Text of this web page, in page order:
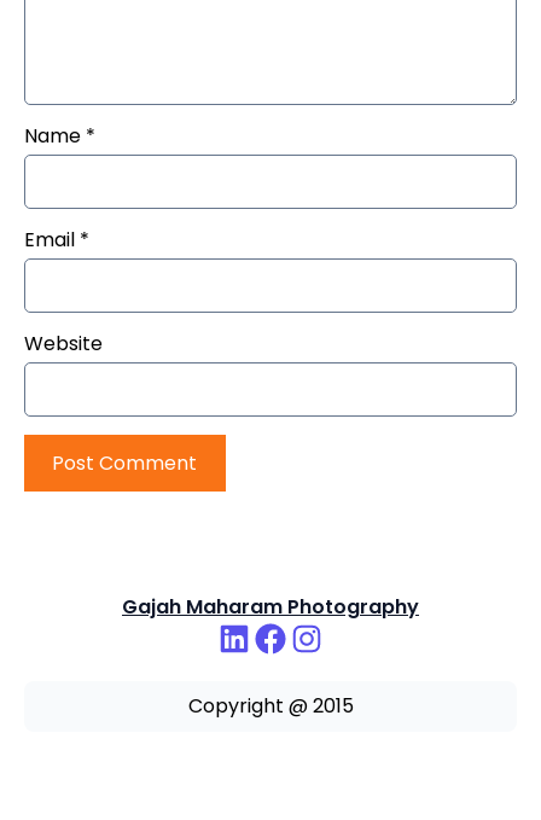
Name *
Email *
Website
Gajah Maharam Photography
Copyright @ 2015